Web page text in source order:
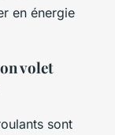
en énergie
volet
sont